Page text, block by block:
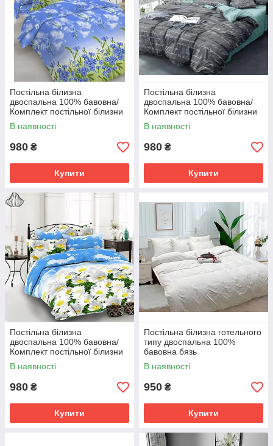
Постільна білизна
двоспальна 100% бавовна/
Комплект постільної білизни
Бязь gold люкс
В наявності
980 ₴
Купити
Постільна білизна
двоспальна 100% бавовна/
Комплект постільної білизни
бязь Голд Люкс Лист
В наявності
980 ₴
Купити
Постільна білизна
двоспальна 100% бавовна/
Комплект постільної білизни
бязь Голд Люкс
В наявності
980 ₴
Купити
Постільна білизна готельного
типу двоспальна 100%
бавовна бязь
В наявності
950 ₴
Купити